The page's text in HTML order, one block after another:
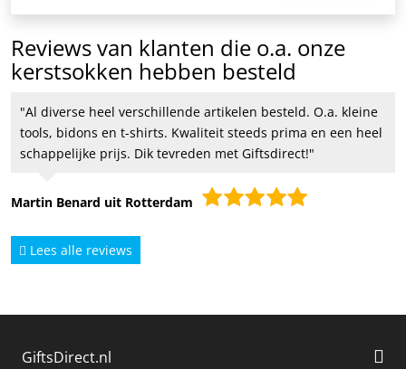
Reviews van klanten die o.a. onze
kerstsokken hebben besteld
Al diverse heel verschillende artikelen besteld. O.a. kleine
tools, bidons en t-shirts. Kwaliteit steeds prima en een heel
schappelijke prijs. Dik tevreden met Giftsdirect!
Martin Benard uit Rotterdam
Lees alle reviews
GiftsDirect.nl